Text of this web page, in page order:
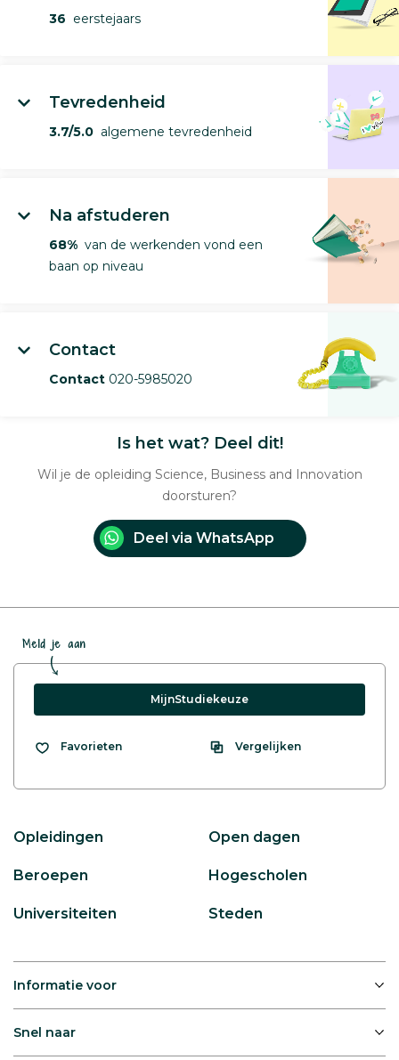
36 eerstejaars
Tevredenheid
3.7/5.0 algemene tevredenheid
Na afstuderen
68% van de werkenden vond een
baan op niveau
Contact
Contact 020-5985020
Is het wat? Deel dit!
Wil je de opleiding Science, Business and Innovation
doorsturen?
Deel via WhatsApp
Meld je aan
MijnStudiekeuze
Favorieten Vergelijken
Opleidingen Open dagen
Beroepen Hogescholen
Universiteiten Steden
Informatie voor
Snel naar